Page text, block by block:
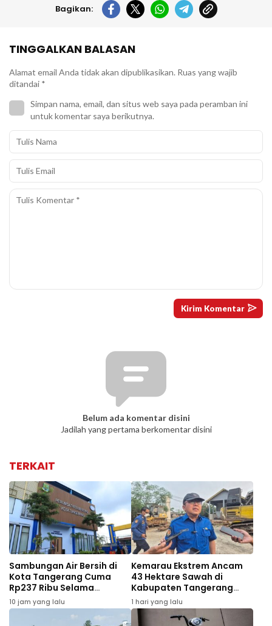
Bagikan:
TINGGALKAN BALASAN
Alamat email Anda tidak akan dipublikasikan. Ruas yang wajib
ditandai *
Simpan nama, email, dan situs web saya pada peramban ini
untuk komentar saya berikutnya.
Belum ada komentar disini
Jadilah yang pertama berkomentar disini
TERKAIT
Sambungan Air Bersih di
Kota Tangerang Cuma
Rp237 Ribu Selama
Agustus, Ini Syaratnya
10 jam yang lalu
Kemarau Ekstrem Ancam
43 Hektare Sawah di
Kabupaten Tangerang
Gagal Panen
1 hari yang lalu